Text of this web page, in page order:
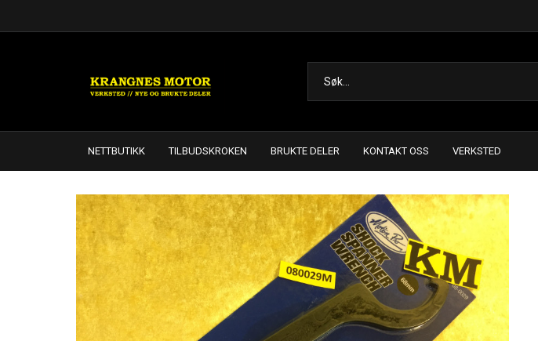
NETTBUTIKK TILBUDSKROKEN BRUKTE DELER KONTAKT OSS VERKSTED